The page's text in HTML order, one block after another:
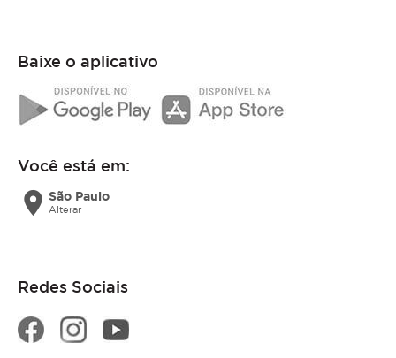
Baixe o aplicativo
Você está em:
location_on São Paulo
Alterar
Redes Sociais